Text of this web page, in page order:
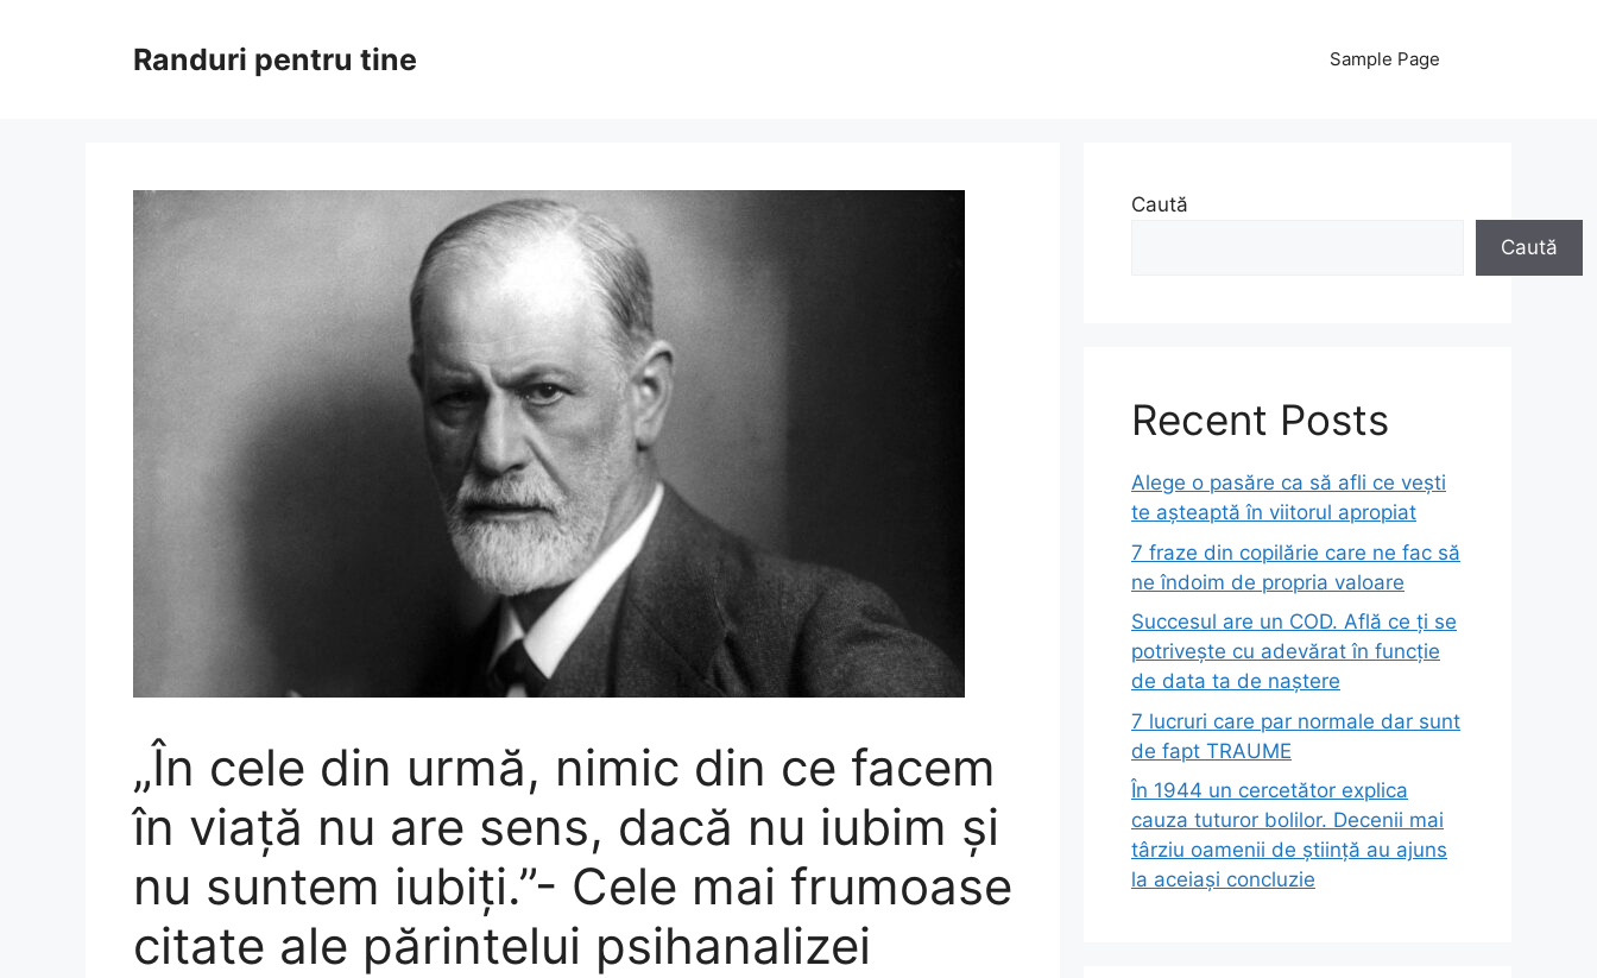
Randuri pentru tine Sample Page
„În cele din urmă, nimic din ce facem
în viață nu are sens, dacă nu iubim și
nu suntem iubiți.”- Cele mai frumoase
citate ale părintelui psihanalizei
Caută
Caută
Recent Posts
Alege o pasăre ca să afli ce vești
te așteaptă în viitorul apropiat
7 fraze din copilărie care ne fac să
ne îndoim de propria valoare
Succesul are un COD. Află ce ți se
potrivește cu adevărat în funcție
de data ta de naștere
7 lucruri care par normale dar sunt
de fapt TRAUME
În 1944 un cercetător explica
cauza tuturor bolilor. Decenii mai
târziu oamenii de știință au ajuns
la aceiași concluzie